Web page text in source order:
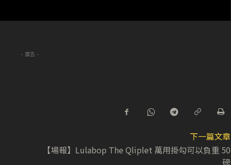
- 廣告 -
下一篇文章
【場報】Lulabop The Qliplet 萬用掛勾可以負重 50
磅